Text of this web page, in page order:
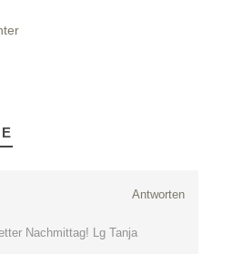
Antworten
Nachmittag! Lg Tanja